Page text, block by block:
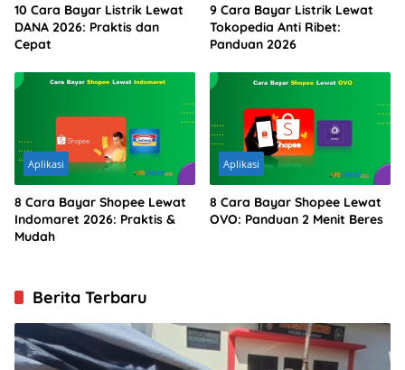
10 Cara Bayar Listrik Lewat
DANA 2026: Praktis dan
Cepat
9 Cara Bayar Listrik Lewat
Tokopedia Anti Ribet:
Panduan 2026
Aplikasi
8 Cara Bayar Shopee Lewat
Indomaret 2026: Praktis &
Mudah
Aplikasi
8 Cara Bayar Shopee Lewat
OVO: Panduan 2 Menit Beres
Berita Terbaru